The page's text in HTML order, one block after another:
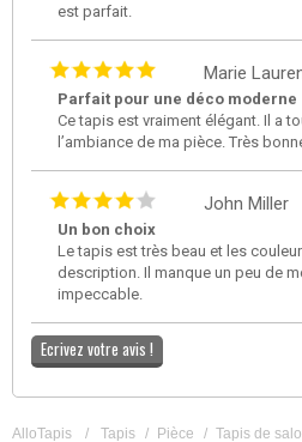
est parfait.
Marie
Parfait pour une déco moderne
Ce tapis est vraiment élégant. Il a
l’ambiance de ma pièce. Très
John Miller
Un bon choix
Le tapis est très beau et les
description. Il manque un peu de
impeccable.
Ecrivez votre avis !
AlloTapis / Tapis / Pièce / Tapis de